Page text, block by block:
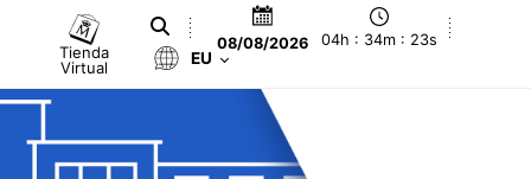
Tienda
Virtual
08/08/2026 04h : 34m : 23s
EU